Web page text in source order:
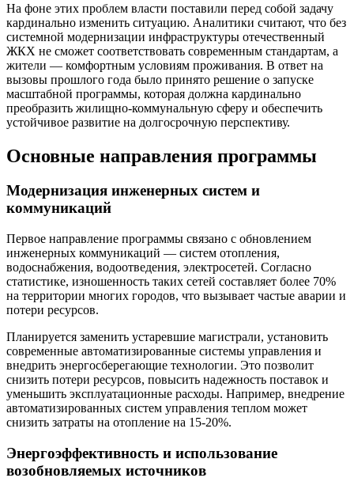
На фоне этих проблем власти поставили перед собой задачу
кардинально изменить ситуацию. Аналитики считают, что без
системной модернизации инфраструктуры отечественный
ЖКХ не сможет соответствовать современным стандартам, а
жители — комфортным условиям проживания. В ответ на
вызовы прошлого года было принято решение о запуске
масштабной программы, которая должна кардинально
преобразить жилищно-коммунальную сферу и обеспечить
устойчивое развитие на долгосрочную перспективу.
Основные направления программы
Модернизация инженерных систем и
коммуникаций
Первое направление программы связано с обновлением
инженерных коммуникаций — систем отопления,
водоснабжения, водоотведения, электросетей. Согласно
статистике, изношенность таких сетей составляет более 70%
на территории многих городов, что вызывает частые аварии и
потери ресурсов.
Планируется заменить устаревшие магистрали, установить
современные автоматизированные системы управления и
внедрить энергосберегающие технологии. Это позволит
снизить потери ресурсов, повысить надежность поставок и
уменьшить эксплуатационные расходы. Например, внедрение
автоматизированных систем управления теплом может
снизить затраты на отопление на 15-20%.
Энергоэффективность и использование
возобновляемых источников